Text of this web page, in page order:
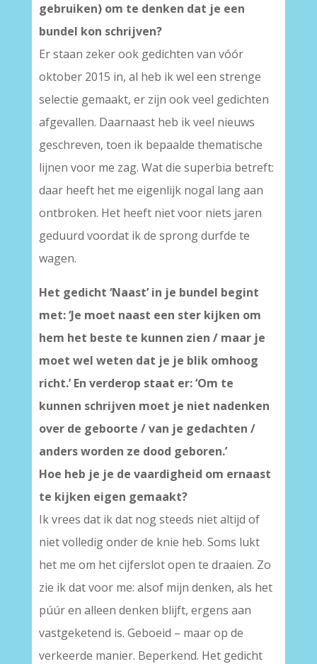
gebruiken) om te denken dat je een
bundel kon schrijven?
Er staan zeker ook gedichten van vóór
oktober 2015 in, al heb ik wel een strenge
selectie gemaakt, er zijn ook veel gedichten
afgevallen. Daarnaast heb ik veel nieuws
geschreven, toen ik bepaalde thematische
lijnen voor me zag. Wat die superbia betreft:
daar heeft het me eigenlijk nogal lang aan
ontbroken. Het heeft niet voor niets jaren
geduurd voordat ik de sprong durfde te
wagen.
Het gedicht ‘Naast’ in je bundel begint
met: ‘Je moet naast een ster kijken om
hem het beste te kunnen zien / maar je
moet wel weten dat je je blik omhoog
richt.’ En verderop staat er: ‘Om te
kunnen schrijven moet je niet nadenken
over de geboorte / van je gedachten /
anders worden ze dood geboren.’
Hoe heb je je de vaardigheid om ernaast
te kijken eigen gemaakt?
Ik vrees dat ik dat nog steeds niet altijd of
niet volledig onder de knie heb. Soms lukt
het me om het cijferslot open te draaien. Zo
zie ik dat voor me: alsof mijn denken, als het
púúr en alleen denken blijft, ergens aan
vastgeketend is. Geboeid – maar op de
verkeerde manier. Beperkend. Het gedicht